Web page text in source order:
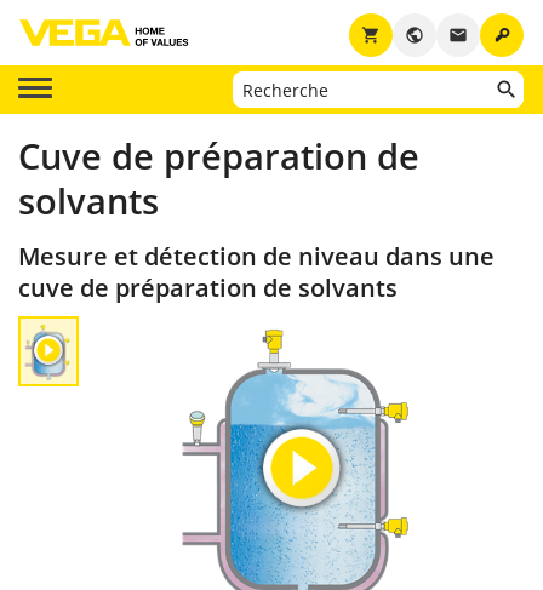
key
email
public
shopping_cart
Cuve de préparation de
solvants
Mesure et détection de niveau dans une
cuve de préparation de solvants